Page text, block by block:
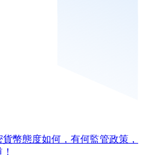
幣態度如何，有何監管政策，